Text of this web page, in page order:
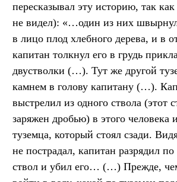
пересказывал эту историю, так
не видел): «…один из них
в лицо плод хлебного дерева, и в
капитан толкнул его в грудь
двустволки (…). Тут же другой
камнем в голову капитану (…).
выстрелил из одного ствола (этот
заряжен дробью) в этого человека
туземца, который стоял сзади.
не пострадал, капитан разрядил
ствол и убил его… (…) Прежде,